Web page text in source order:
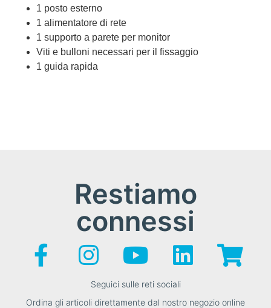
1 posto esterno
1 alimentatore di rete
1 supporto a parete per monitor
Viti e bulloni necessari per il fissaggio
1 guida rapida
Restiamo
connessi
Seguici sulle reti sociali
Ordina gli articoli direttamente dal nostro negozio online